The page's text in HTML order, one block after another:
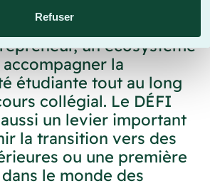
Refuser
affaires, toute personne
désormais rejoindre
un écosystème
la
étudiante tout au long
collégial. Le DÉFI
un levier important
la transition vers des
ou une première
le monde des